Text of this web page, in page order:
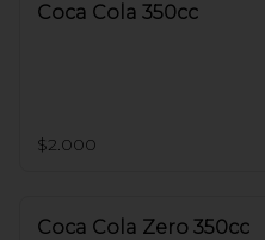
Coca Cola 350cc
$2.000
Coca Cola Zero 350cc